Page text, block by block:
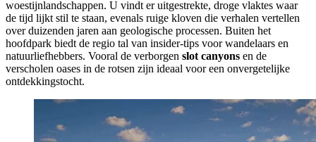
woestijnlandschappen. U vindt er uitgestrekte, droge vlaktes waar
de tijd lijkt stil te staan, evenals ruige kloven die verhalen vertellen
over duizenden jaren aan geologische processen. Buiten het
hoofdpark biedt de regio tal van insider-tips voor wandelaars en
natuurliefhebbers. Vooral de verborgen slot canyons en de
verscholen oases in de rotsen zijn ideaal voor een onvergetelijke
ontdekkingstocht.